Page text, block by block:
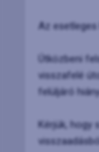
Az
Útközbeni
visszafelé
felüljáró
Kérjük, hogy